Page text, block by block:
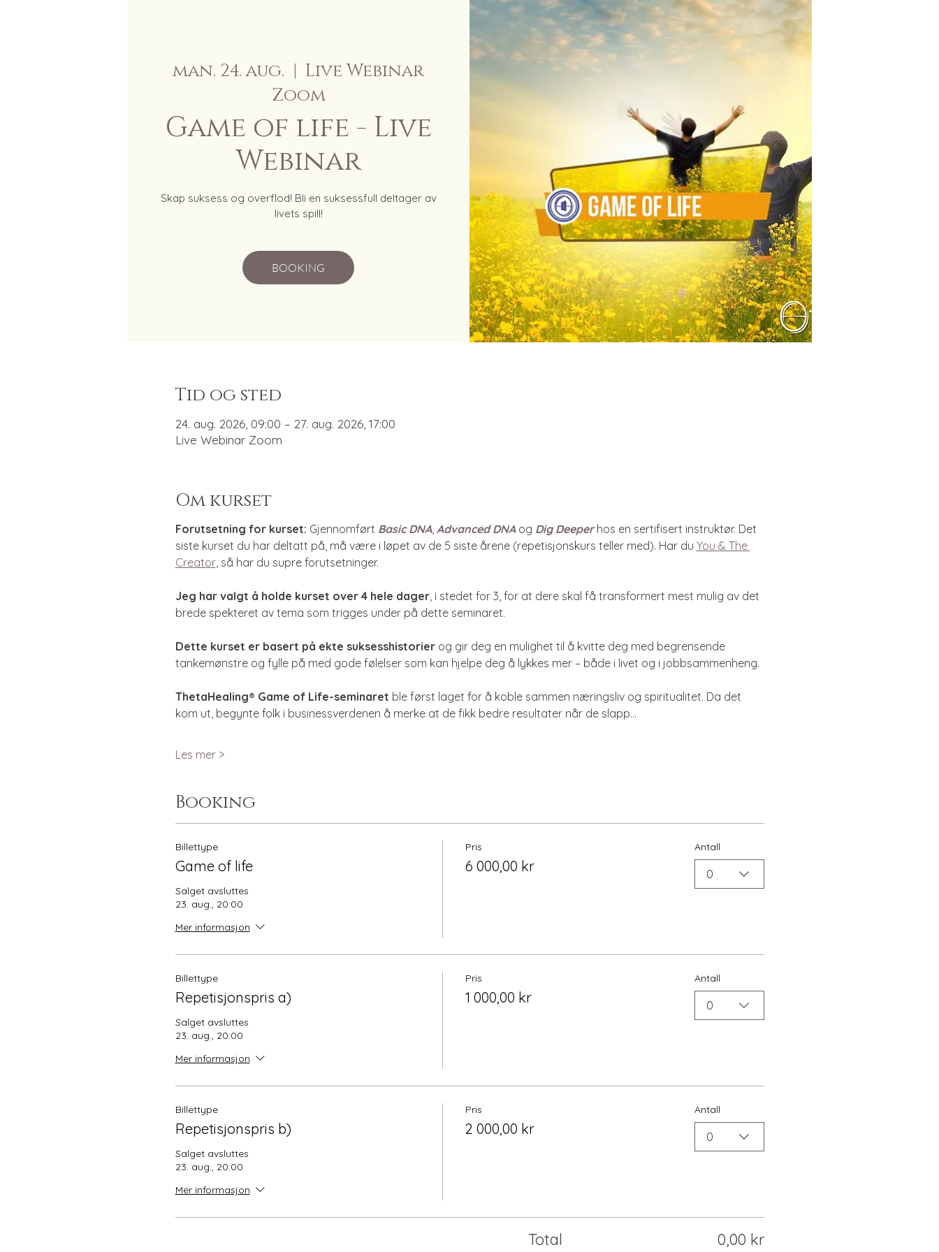
man. 24. aug.
  |
Live Webinar
Zoom
Game of life - Live
Webinar
Skap suksess og overflod! Bli en suksessfull deltager av
livets spill!
BOOKING
Tid og sted
24. aug. 2026, 09:00 – 27. aug. 2026, 17:00
Live Webinar Zoom
Om kurset
Forutsetning for kurset: Gjennomført Basic DNA, Advanced DNA og Dig Deeper hos en sertifisert instruktør. Det
siste kurset du har deltatt på, må være i løpet av de 5 siste årene (repetisjonskurs teller med). Har du You & The
Creator, så har du supre forutsetninger.
Jeg har valgt å holde kurset over 4 hele dager, i stedet for 3, for at dere skal få transformert mest mulig av det
brede spekteret av tema som trigges under på dette seminaret.
Dette kurset er basert på ekte suksesshistorier og gir deg en mulighet til å kvitte deg med begrensende
tankemønstre og fylle på med gode følelser som kan hjelpe deg å lykkes mer – både i livet og i jobbsammenheng.
ThetaHealing® Game of Life-seminaret ble først laget for å koble sammen næringsliv og spiritualitet. Da det
kom ut, begynte folk i businessverdenen å merke at de fikk bedre resultater når de slapp…
Les mer >
Booking
Billettype
Game of life
Salget avsluttes
23. aug., 20:00
Mer informasjon
Pris
6 000,00 kr
Antall
0
Billettype
Repetisjonspris a)
Salget avsluttes
23. aug., 20:00
Mer informasjon
Pris
1 000,00 kr
Antall
0
Billettype
Repetisjonspris b)
Salget avsluttes
23. aug., 20:00
Mer informasjon
Pris
2 000,00 kr
Antall
0
Total 0,00 kr